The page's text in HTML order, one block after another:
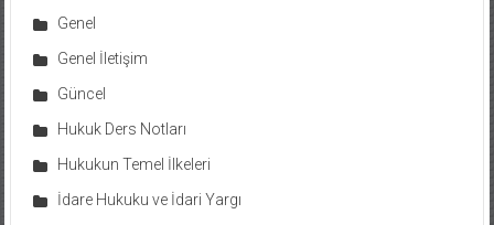
Genel
Genel İletişim
Güncel
Hukuk Ders Notları
Hukukun Temel İlkeleri
İdare Hukuku ve İdari Yargı